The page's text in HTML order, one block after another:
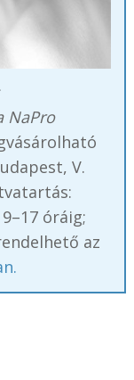
NaPro
V.
óráig;
az